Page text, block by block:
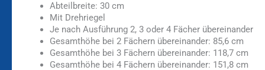
Abteilbreite: 30 cm
Mit Drehriegel
Je nach Ausführung 2, 3 oder 4 Fächer übereinander
Gesamthöhe bei 2 Fächern übereinander: 85,6 cm
Gesamthöhe bei 3 Fächern übereinander: 118,7 cm
Gesamthöhe bei 4 Fächern übereinander: 151,8 cm